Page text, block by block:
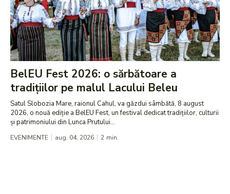
BelEU Fest 2026: o sărbătoare a
tradițiilor pe malul Lacului Beleu
Satul Slobozia Mare, raionul Cahul, va găzdui sâmbătă, 8 august
2026, o nouă ediție a BelEU Fest, un festival dedicat tradițiilor, culturii
și patrimoniului din Lunca Prutului...
EVENIMENTE aug. 04, 2026 2 min.